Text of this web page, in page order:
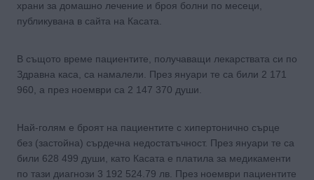
храни за домашно лечение и броя болни по месеци,
публикувана в сайта на Касата.
В същото време пациентите, получаващи лекарствата си по
Здравна каса, са намалели. През януари те са били 2 171
960, а през ноември са 2 147 370 души.
Най-голям е броят на пациентите с хипертонично сърце
без (застойна) сърдечна недостатъчност. През януари те са
били 628 499 души, като Касата е платила за медикаменти
по тази диагнози 3 192 524.79 лв. През ноември пациентите